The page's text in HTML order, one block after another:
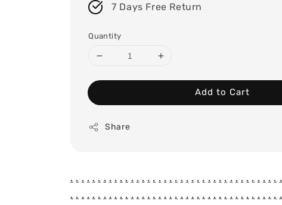
7 Days Free Return
Quantity
Add to Cart
Share
. . . . . . . . . . . . . . . . . . . . . . . . . . . . . . . . . . . . . . .
. . . . . . . . . . . . . . . . . . . . . . . . . . . . . . . . . . . . . . .